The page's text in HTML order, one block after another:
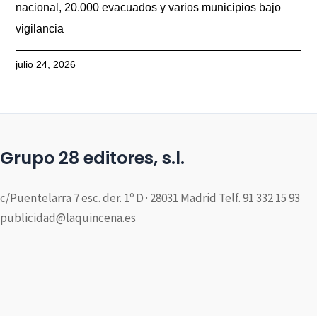
nacional, 20.000 evacuados y varios municipios bajo
vigilancia
julio 24, 2026
Grupo 28 editores, s.l.
c/Puentelarra 7 esc. der. 1º D · 28031 Madrid Telf. 91 332 15 93
publicidad@laquincena.es